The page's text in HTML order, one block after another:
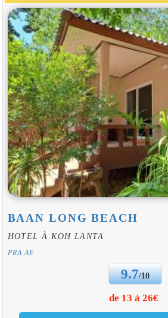
BAAN LONG BEACH
HOTEL À KOH LANTA
PRA AE
9.7/10
de 13 à 26€